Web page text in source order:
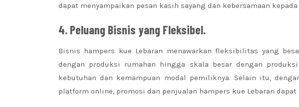
dapat menyampaikan pesan kasih sayang dan kebersamaan
4. Peluang Bisnis yang Fleksibel.
Bisnis hampers kue Lebaran menawarkan fleksibilitas yang
dengan produksi rumahan hingga skala besar dengan
kebutuhan dan kemampuan modal pemiliknya. Selain itu,
platform online, promosi dan penjualan hampers kue Lebaran